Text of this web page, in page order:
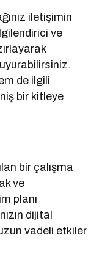
iletişimin
ve
de ilgili
bir kitleye
bir çalışma
ve
planı
dijital
vadeli etkiler